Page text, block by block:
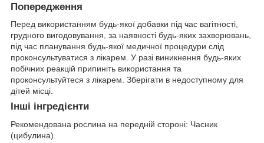
Попередження
Перед використанням будь-якої добавки під час вагітності,
грудного вигодовування, за наявності будь-яких захворювань,
під час планування будь-якої медичної процедури слід
проконсультуватися з лікарем. У разі виникнення будь-яких
побічних реакцій припиніть використання та
проконсультуйтеся з лікарем. Зберігати в недоступному для
дітей місці.
Інші інгредієнти
Рекомендована рослина на передній стороні: Часник
(цибулина).